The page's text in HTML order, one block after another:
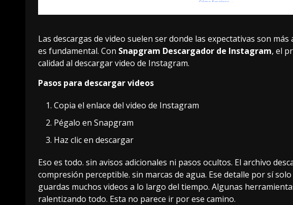
Las descargas de video suelen ser donde las expectativas son
es fundamental. Con Snapgram Descargador de Instagram, el
calidad al descargar video de Instagram.
Pasos para descargar videos
Copia el enlace del video de Instagram
Pégalo en Snapgram
Haz clic en descargar
Eso es todo. sin avisos adicionales ni pasos ocultos. El archivo
compresión perceptible. sin marcas de agua. Ese detalle por sí
guardas muchos videos a lo largo del tiempo. Algunas
ralentizando todo. Esta no parece ir por ese camino.